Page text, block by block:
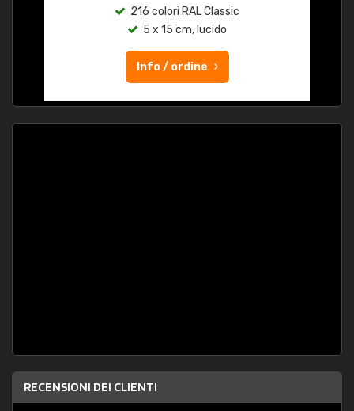
216 colori RAL Classic
5 x 15 cm, lucido
Info / ordine
RECENSIONI DEI CLIENTI